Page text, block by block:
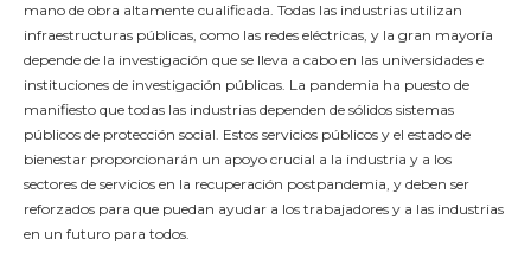
mano de obra altamente cualificada. Todas las industrias utilizan
infraestructuras públicas, como las redes eléctricas, y la gran mayoría
depende de la investigación que se lleva a cabo en las universidades e
instituciones de investigación públicas. La pandemia ha puesto de
manifiesto que todas las industrias dependen de sólidos sistemas
públicos de protección social. Estos servicios públicos y el estado de
bienestar proporcionarán un apoyo crucial a la industria y a los
sectores de servicios en la recuperación postpandemia, y deben ser
reforzados para que puedan ayudar a los trabajadores y a las industrias
en un futuro para todos.